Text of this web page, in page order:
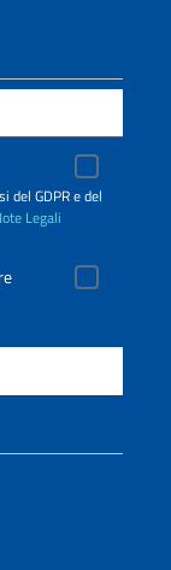
del GDPR e del
Legali